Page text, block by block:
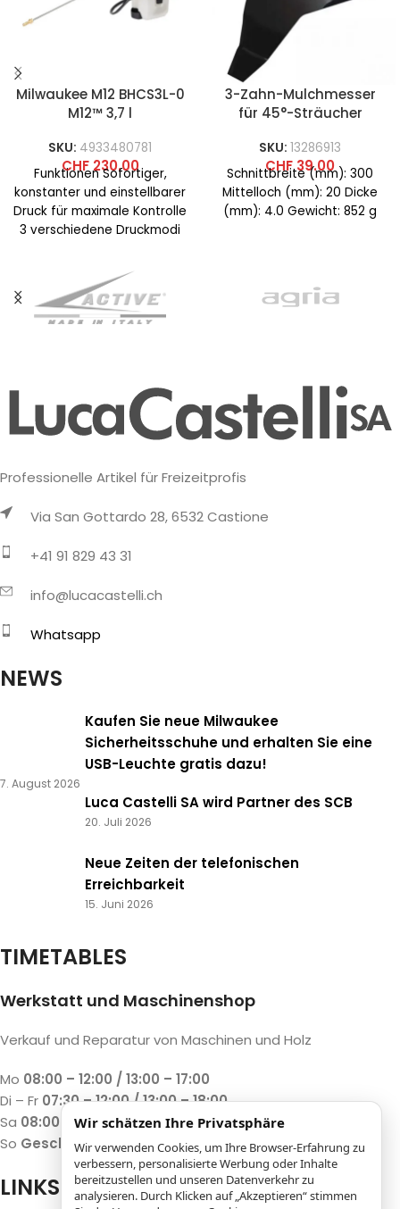
Milwaukee M12 BHCS3L-0
M12™ 3,7 l
e
SKU: 4933480781
CHF230.00
Funktionen Sofortiger,
konstanter und einstellbarer
Druck für maximale Kontrolle
3 verschiedene Druckmodi
Anwendungen wie lokales,
diffuses und Fernsprühen
3-Zahn-Mulchmesser
für 45°-Sträucher
SKU: 13286913
CHF39.00
Schnittbreite (mm): 300
Mittelloch (mm): 20 Dicke
(mm): 4.0 Gewicht: 852 g
Professionelle Artikel für Freizeitprofis
Via San Gottardo 28, 6532 Castione
+41 91 829 43 31
info@lucacastelli.ch
Whatsapp
NEWS
Kaufen Sie neue Milwaukee
Sicherheitsschuhe und erhalten Sie eine
USB-Leuchte gratis dazu!
7. August 2026
Luca Castelli SA wird Partner des SCB
20. Juli 2026
Neue Zeiten der telefonischen
Erreichbarkeit
15. Juni 2026
TIMETABLES
Werkstatt und Maschinenshop
Verkauf und Reparatur von Maschinen und Holz
Mo 08:00 – 12:00 / 13:00 – 17:00
Di – Fr 07:30 – 12:00 / 13:00 – 18:00
Sa 08:00 – 12:00 / 13:00 – 17:00
So Geschlossen
LINKS
Wir schätzen Ihre Privatsphäre
Wir verwenden Cookies, um Ihre Browser-Erfahrung zu
verbessern, personalisierte Werbung oder Inhalte
bereitzustellen und unseren Datenverkehr zu
analysieren. Durch Klicken auf „Akzeptieren“ stimmen